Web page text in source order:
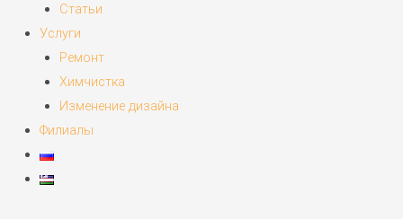
Статьи
Услуги
Ремонт
Химчистка
Изменение дизайна
Филиалы